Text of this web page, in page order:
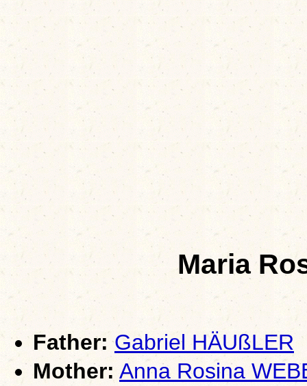
Maria
Father: Gabriel HÄUßLER
Mother: Anna Rosina